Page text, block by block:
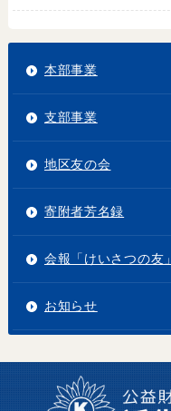
本部事業
支部事業
地区友の会
寄附者芳名録
会報「けいさつの友」
お知らせ